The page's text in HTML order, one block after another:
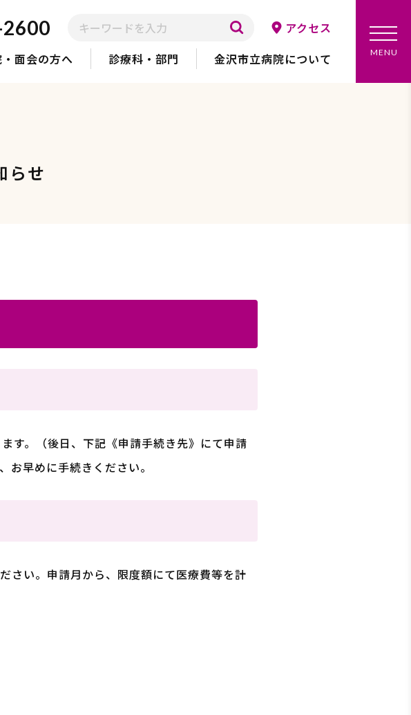
アクセス
面会の方へ 診療科・部門 金沢市立病院について MENU
ー
らせ
す。（後日、下記《申請手続き先》にて申請
早めに手続きください。
さい。申請月から、限度額にて医療費等を計